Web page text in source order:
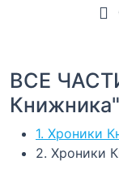
ВСЕ
Книжника"
1. Хроники
2. Хроники